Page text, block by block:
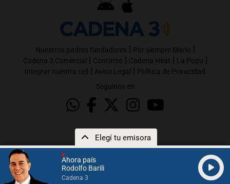
Ahora país
Rodolfo Barili
Cadena 3
Elegí tu emisora
Nuestros padres fundadores | Por siempre Mario |
Cadena 3 Comercial | Contacto | Cadena Heat | La Popu |
Integrar nuestra red | Aviso Legal | Política de Privacidad
Seguinos en